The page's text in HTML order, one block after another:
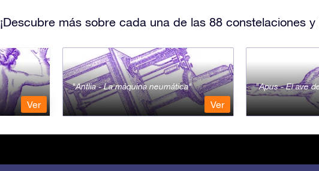
¡Descubre más sobre cada una de las 88 constelaciones
Ver
Antlia - La máquina neumática
Ver
Apus - El ave